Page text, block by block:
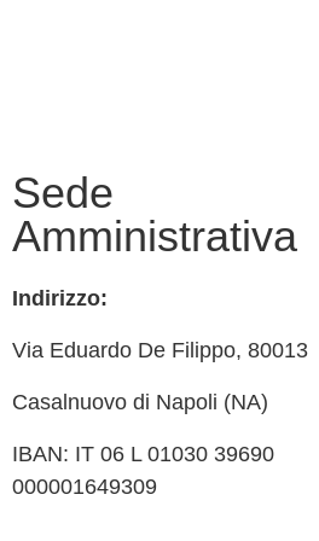
Sede
Amministrativa
Indirizzo:
Via Eduardo De Filippo, 80013
Casalnuovo di Napoli (NA)
IBAN: IT 06 L 01030 39690
000001649309